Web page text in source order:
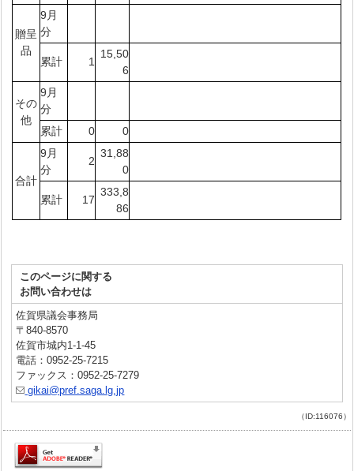
贈呈
品
9月
分
累計 1
15,50
6
その
他
9月
分
累計
0 0
合計
9月
分
2
31,88
0
累計 17
333,8
86
このページに関する
お問い合わせは
佐賀県議会事務局
〒840-8570
佐賀市城内1-1-45
電話：0952-25-7215
ファックス：0952-25-7279
gikai@pref.saga.lg.jp
（ID:116076）